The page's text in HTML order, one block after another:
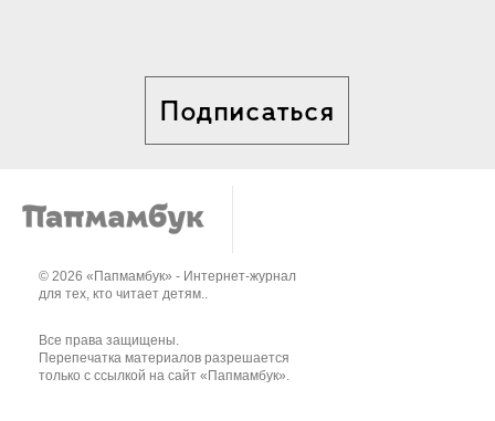
Подписаться
© 2026 «Папмамбук» - Интернет-журнал
для тех, кто читает детям..
Все права защищены.
Перепечатка материалов разрешается
только с ссылкой на сайт «Папмамбук».